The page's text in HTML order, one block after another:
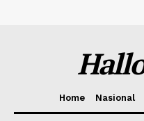
Home Nasional